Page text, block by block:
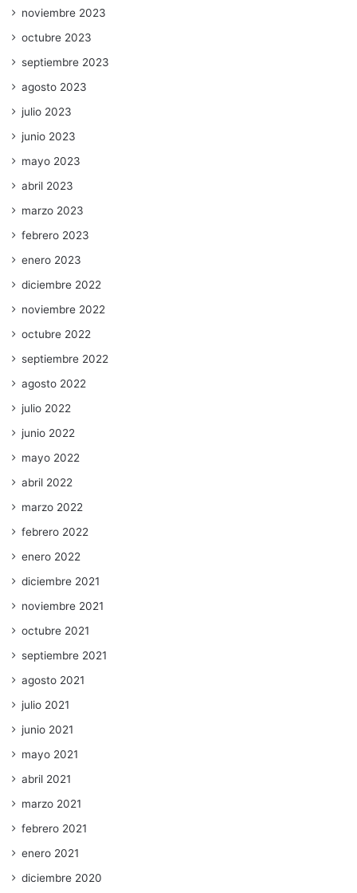
noviembre 2023
octubre 2023
septiembre 2023
agosto 2023
julio 2023
junio 2023
mayo 2023
abril 2023
marzo 2023
febrero 2023
enero 2023
diciembre 2022
noviembre 2022
octubre 2022
septiembre 2022
agosto 2022
julio 2022
junio 2022
mayo 2022
abril 2022
marzo 2022
febrero 2022
enero 2022
diciembre 2021
noviembre 2021
octubre 2021
septiembre 2021
agosto 2021
julio 2021
junio 2021
mayo 2021
abril 2021
marzo 2021
febrero 2021
enero 2021
diciembre 2020